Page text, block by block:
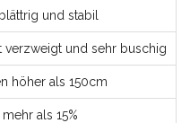
und stabil
verzweigt und sehr buschig
höher als 150cm
mehr als 15%